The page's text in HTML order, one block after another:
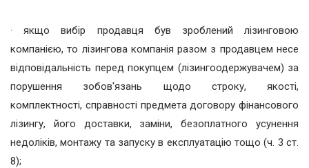
· якщо вибір продавця був зроблений лізинговою
компанією, то лізингова компанія разом з продавцем несе
відповідальність перед покупцем (лізингоодержувачем) за
порушення зобов'язань щодо строку, якості,
комплектності, справності предмета договору фінансового
лізингу, його доставки, заміни, безоплатного усунення
недоліків, монтажу та запуску в експлуатацію тощо (ч. 3 ст.
8);